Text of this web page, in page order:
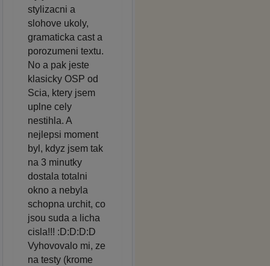
stylizacni a
slohove ukoly,
gramaticka cast a
porozumeni textu.
No a pak jeste
klasicky OSP od
Scia, ktery jsem
uplne cely
nestihla. A
nejlepsi moment
byl, kdyz jsem tak
na 3 minutky
dostala totalni
okno a nebyla
schopna urchit, co
jsou suda a licha
cisla!!! :D:D:D:D
Vyhovovalo mi, ze
na testy (krome